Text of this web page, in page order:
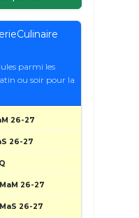
parmi les
ou soir pour la
26-27
26-27
26-27
26-27